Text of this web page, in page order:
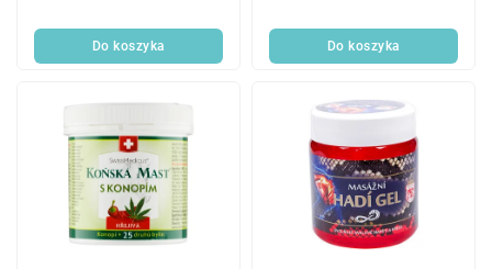
Do koszyka Do koszyka